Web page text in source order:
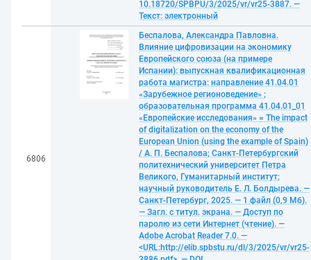
10.18720/SPBPU/3/2025/vr/vr25-3887. —
Текст: электронный
6806
Беспалова, Александра Павловна.
Влияние цифровизации на экономику
Европейского союза (на примере
Испании): выпускная квалификационная
работа магистра: направление 41.04.01
«Зарубежное регионоведение» ;
образовательная программа 41.04.01_01
«Европейские исследования» = The impact
of digitalization on the economy of the
European Union (using the example of Spain)
/ А. П. Беспалова; Санкт-Петербургский
политехнический университет Петра
Великого, Гуманитарный институт;
научный руководитель Е. Л. Болдырева. —
Санкт-Петербург, 2025. — 1 файл (0,9 Мб).
— Загл. с титул. экрана. — Доступ по
паролю из сети Интернет (чтение). —
Adobe Acrobat Reader 7.0. —
<URL:http://elib.spbstu.ru/dl/3/2025/vr/vr25-